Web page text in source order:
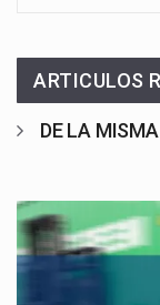
ARTICULOS
DE LA